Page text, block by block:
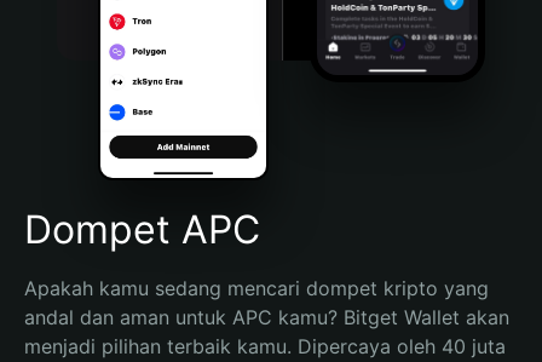
Português (Brasil)
Español (Argentina)
Dompet APC
Apakah kamu sedang mencari dompet kripto yang
andal dan aman untuk APC kamu? Bitget Wallet akan
menjadi pilihan terbaik kamu. Dipercaya oleh 40 juta